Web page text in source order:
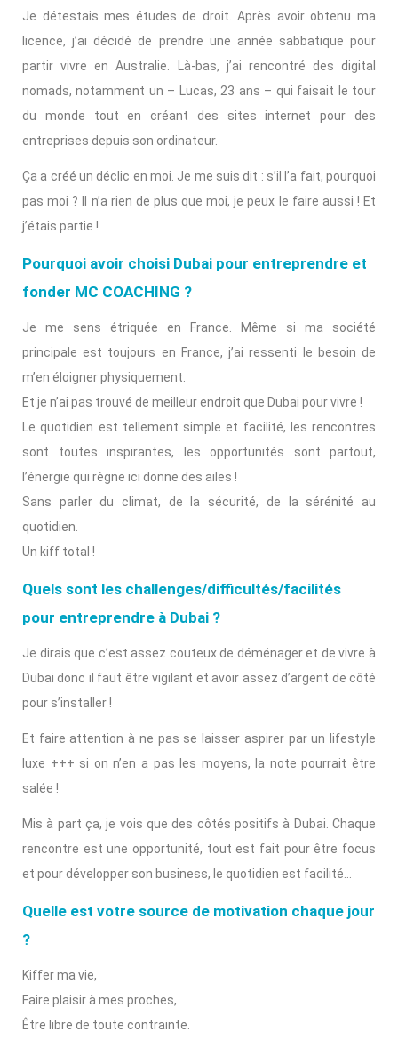
Je détestais mes études de droit. Après avoir obtenu ma
licence, j’ai décidé de prendre une année sabbatique pour
partir vivre en Australie. Là-bas, j’ai rencontré des digital
nomads, notamment un – Lucas, 23 ans – qui faisait le tour
du monde tout en créant des sites internet pour des
entreprises depuis son ordinateur.
Ça a créé un déclic en moi. Je me suis dit : s’il l’a fait, pourquoi
pas moi ? Il n’a rien de plus que moi, je peux le faire aussi ! Et
j’étais partie !
Pourquoi avoir choisi Dubai pour entreprendre et
fonder MC COACHING ?
Je me sens étriquée en France. Même si ma société
principale est toujours en France, j’ai ressenti le besoin de
m’en éloigner physiquement.
Et je n’ai pas trouvé de meilleur endroit que Dubai pour vivre !
Le quotidien est tellement simple et facilité, les rencontres
sont toutes inspirantes, les opportunités sont partout,
l’énergie qui règne ici donne des ailes !
Sans parler du climat, de la sécurité, de la sérénité au
quotidien.
Un kiff total !
Quels sont les challenges/difficultés/facilités
pour entreprendre à Dubai ?
Je dirais que c’est assez couteux de déménager et de vivre à
Dubai donc il faut être vigilant et avoir assez d’argent de côté
pour s’installer !
Et faire attention à ne pas se laisser aspirer par un lifestyle
luxe +++ si on n’en a pas les moyens, la note pourrait être
salée !
Mis à part ça, je vois que des côtés positifs à Dubai. Chaque
rencontre est une opportunité, tout est fait pour être focus
et pour développer son business, le quotidien est facilité…
Quelle est votre source de motivation chaque jour
?
Kiffer ma vie,
Faire plaisir à mes proches,
Être libre de toute contrainte.